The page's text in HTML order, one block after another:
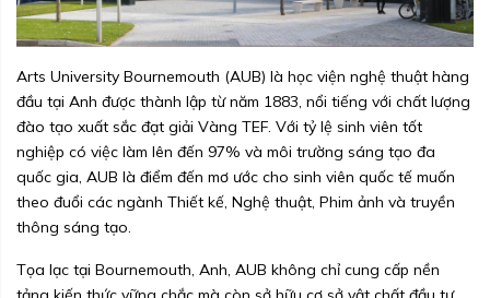
Arts University Bournemouth (AUB) là học viện nghệ thuật hàng
đầu tại Anh được thành lập từ năm 1883, nổi tiếng với chất lượng
đào tạo xuất sắc đạt giải Vàng TEF. Với tỷ lệ sinh viên tốt
nghiệp có việc làm lên đến 97% và môi trường sáng tạo đa
quốc gia, AUB là điểm đến mơ ước cho sinh viên quốc tế muốn
theo đuổi các ngành Thiết kế, Nghệ thuật, Phim ảnh và truyền
thông sáng tạo.
Tọa lạc tại Bournemouth, Anh, AUB không chỉ cung cấp nền